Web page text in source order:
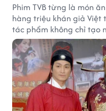
Phim TVB từng là món
hàng triệu khán giả Việt
tác phẩm không chỉ tạo
còn trở thành ký ức khó